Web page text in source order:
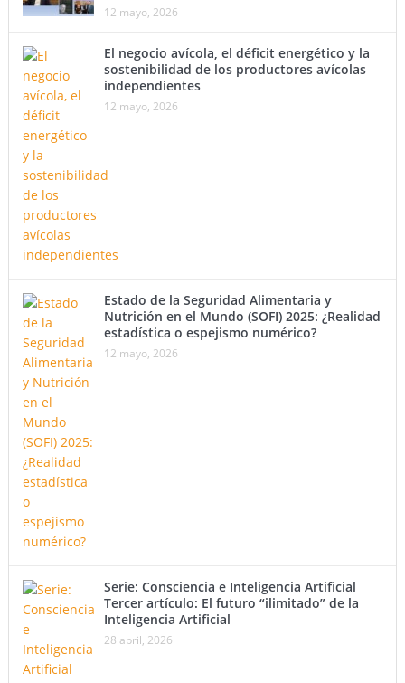
12 mayo, 2026
El negocio avícola, el déficit energético y la
sostenibilidad de los productores avícolas
independientes
12 mayo, 2026
Estado de la Seguridad Alimentaria y
Nutrición en el Mundo (SOFI) 2025: ¿Realidad
estadística o espejismo numérico?
12 mayo, 2026
Serie: Consciencia e Inteligencia Artificial
Tercer artículo: El futuro “ilimitado” de la
Inteligencia Artificial
28 abril, 2026